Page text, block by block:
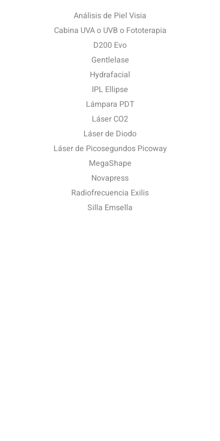
Análisis de Piel Visia
Cabina UVA o UVB o Fototerapia
D200 Evo
Gentlelase
Hydrafacial
IPL Ellipse
Lámpara PDT
Láser CO2
Láser de Diodo
Láser de Picosegundos Picoway
MegaShape
Novapress
Radiofrecuencia Exilis
Silla Emsella